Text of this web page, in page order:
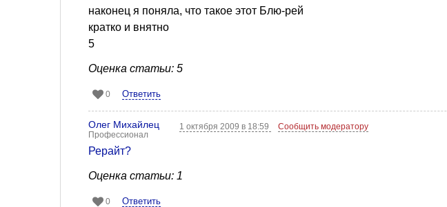
наконец я поняла, что такое этот Блю-рей
кратко и внятно
5
Оценка статьи: 5
0 Ответить
Олег Михайлец
Профессионал
1 октября 2009 в 18:59 Сообщить модератору
Рерайт?
Оценка статьи: 1
0 Ответить